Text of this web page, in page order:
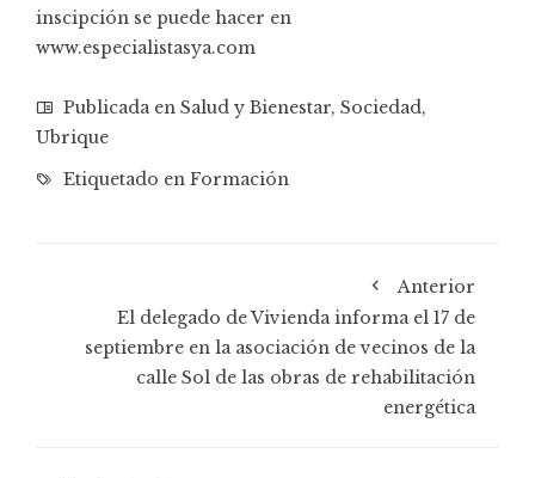
inscipción se puede hacer en
www.especialistasya.com
Publicada en Salud y Bienestar, Sociedad,
Ubrique
Etiquetado en Formación
Anterior
El delegado de Vivienda informa el 17 de
septiembre en la asociación de vecinos de la
calle Sol de las obras de rehabilitación
energética